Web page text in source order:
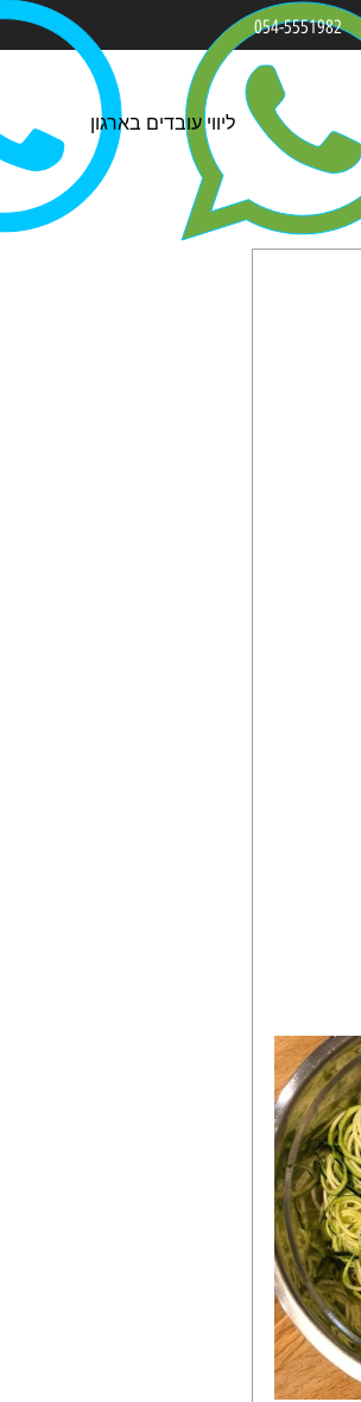
054-5551982
ליווי עובדים בארגון